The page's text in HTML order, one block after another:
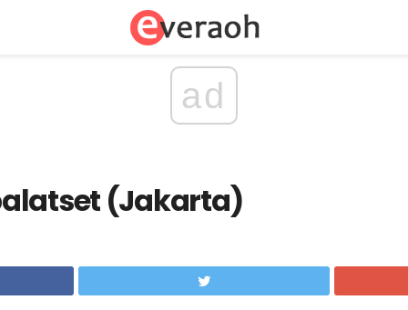
ad
(Jakarta)